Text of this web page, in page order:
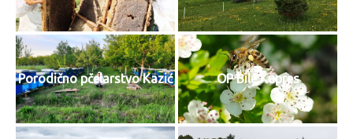
Porodično pčelarstvo Kazić OP Bile Kupres